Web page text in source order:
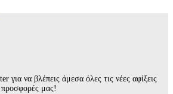
για να βλέπεις άμεσα όλες τις νέες αφίξεις
προσφορές μας!